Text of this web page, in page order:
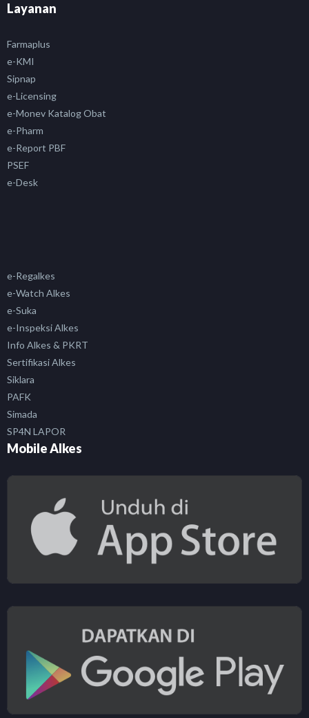
Layanan
Farmaplus
e-KMI
Sipnap
e-Licensing
e-Monev Katalog Obat
e-Pharm
e-Report PBF
PSEF
e-Desk
e-Regalkes
e-Watch Alkes
e-Suka
e-Inspeksi Alkes
Info Alkes & PKRT
Sertifikasi Alkes
Siklara
PAFK
Simada
SP4N LAPOR
Mobile Alkes